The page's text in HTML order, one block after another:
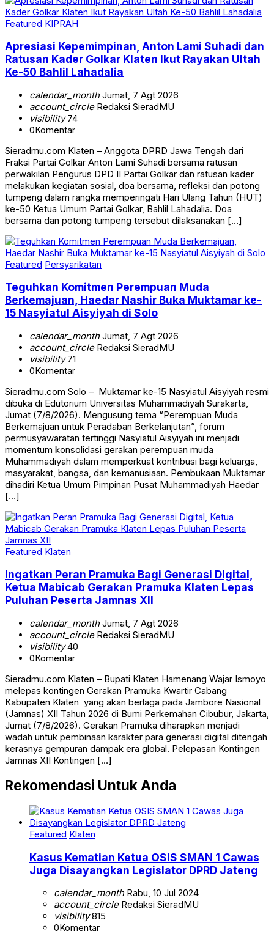
Featured KIPRAH
Apresiasi Kepemimpinan, Anton Lami Suhadi dan
Ratusan Kader Golkar Klaten Ikut Rayakan Ultah
Ke-50 Bahlil Lahadalia
calendar_monthJumat, 7 Agt 2026
account_circleRedaksi SieradMU
visibility74
0Komentar
Sieradmu.com Klaten – Anggota DPRD Jawa Tengah dari
Fraksi Partai Golkar Anton Lami Suhadi bersama ratusan
perwakilan Pengurus DPD II Partai Golkar dan ratusan kader
melakukan kegiatan sosial, doa bersama, refleksi dan potong
tumpeng dalam rangka memperingati Hari Ulang Tahun (HUT)
ke-50 Ketua Umum Partai Golkar, Bahlil Lahadalia. Doa
bersama dan potong tumpeng tersebut dilaksanakan […]
Featured Persyarikatan
Teguhkan Komitmen Perempuan Muda
Berkemajuan, Haedar Nashir Buka Muktamar ke-
15 Nasyiatul Aisyiyah di Solo
calendar_monthJumat, 7 Agt 2026
account_circleRedaksi SieradMU
visibility71
0Komentar
Sieradmu.com Solo – Muktamar ke-15 Nasyiatul Aisyiyah resmi
dibuka di Edutorium Universitas Muhammadiyah Surakarta,
Jumat (7/8/2026). Mengusung tema “Perempuan Muda
Berkemajuan untuk Peradaban Berkelanjutan”, forum
permusyawaratan tertinggi Nasyiatul Aisyiyah ini menjadi
momentum konsolidasi gerakan perempuan muda
Muhammadiyah dalam memperkuat kontribusi bagi keluarga,
masyarakat, bangsa, dan kemanusiaan. Pembukaan Muktamar
dihadiri Ketua Umum Pimpinan Pusat Muhammadiyah Haedar
[…]
Featured Klaten
Ingatkan Peran Pramuka Bagi Generasi Digital,
Ketua Mabicab Gerakan Pramuka Klaten Lepas
Puluhan Peserta Jamnas XII
calendar_monthJumat, 7 Agt 2026
account_circleRedaksi SieradMU
visibility40
0Komentar
Sieradmu.com Klaten – Bupati Klaten Hamenang Wajar Ismoyo
melepas kontingen Gerakan Pramuka Kwartir Cabang
Kabupaten Klaten yang akan berlaga pada Jambore Nasional
(Jamnas) XII Tahun 2026 di Bumi Perkemahan Cibubur, Jakarta,
Jumat (7/8/2026). Gerakan Pramuka diharapkan menjadi
wadah untuk pembinaan karakter para generasi digital ditengah
kerasnya gempuran dampak era global. Pelepasan Kontingen
Jamnas XII Kontingen […]
Rekomendasi Untuk Anda
Featured Klaten
Kasus Kematian Ketua OSIS SMAN 1 Cawas
Juga Disayangkan Legislator DPRD Jateng
calendar_monthRabu, 10 Jul 2024
account_circleRedaksi SieradMU
visibility815
0Komentar